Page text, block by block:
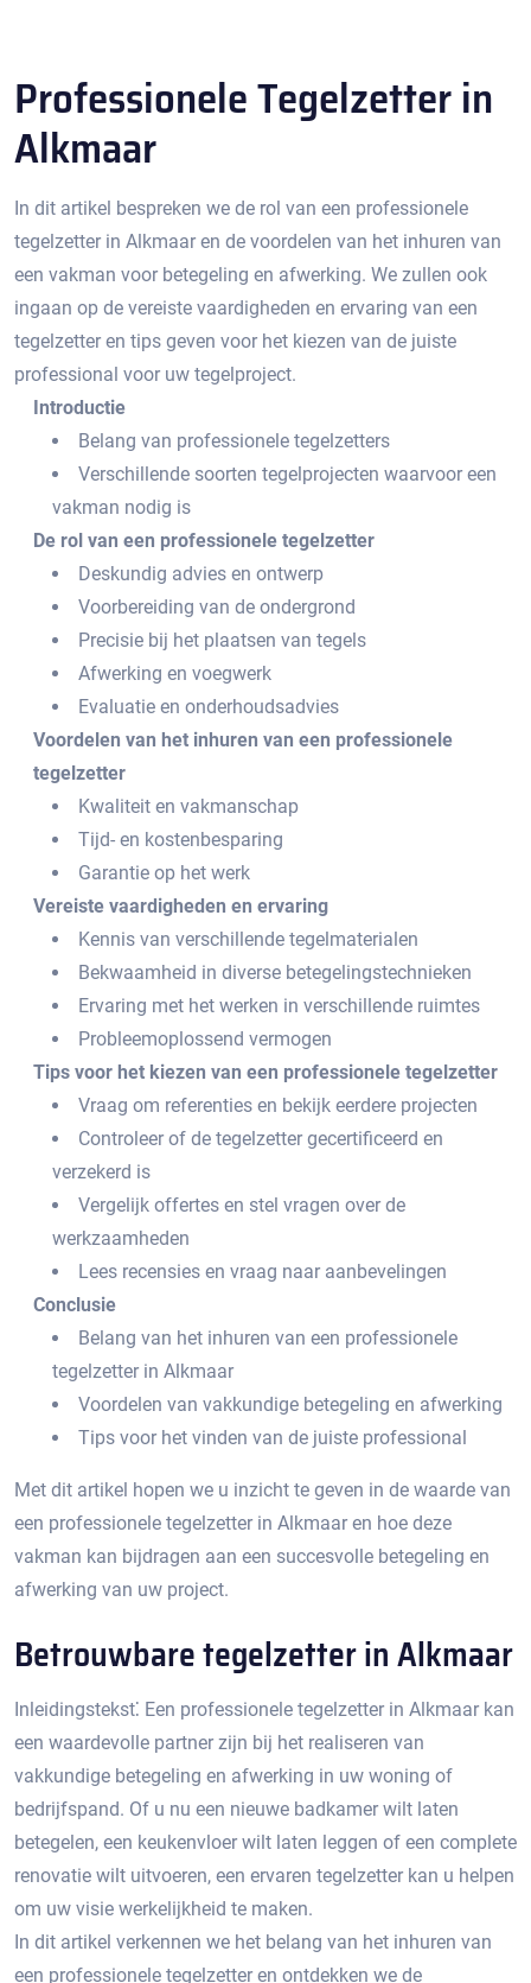
Professionele Tegelzetter in
Alkmaar
In dit artikel bespreken we de rol van een professionele
tegelzetter in Alkmaar en de voordelen van het inhuren van
een vakman voor betegeling en afwerking.​ We zullen ook
ingaan op de vereiste vaardigheden en ervaring van een
tegelzetter en tips geven voor het kiezen van de juiste
professional voor uw tegelproject.​
Introductie
Belang van professionele tegelzetters
Verschillende soorten tegelprojecten waarvoor een
vakman nodig is
De rol van een professionele tegelzetter
Deskundig advies en ontwerp
Voorbereiding van de ondergrond
Precisie bij het plaatsen van tegels
Afwerking en voegwerk
Evaluatie en onderhoudsadvies
Voordelen van het inhuren van een professionele
tegelzetter
Kwaliteit en vakmanschap
Tijd- en kostenbesparing
Garantie op het werk
Vereiste vaardigheden en ervaring
Kennis van verschillende tegelmaterialen
Bekwaamheid in diverse betegelingstechnieken
Ervaring met het werken in verschillende ruimtes
Probleemoplossend vermogen
Tips voor het kiezen van een professionele tegelzetter
Vraag om referenties en bekijk eerdere projecten
Controleer of de tegelzetter gecertificeerd en
verzekerd is
Vergelijk offertes en stel vragen over de
werkzaamheden
Lees recensies en vraag naar aanbevelingen
Conclusie
Belang van het inhuren van een professionele
tegelzetter in Alkmaar
Voordelen van vakkundige betegeling en afwerking
Tips voor het vinden van de juiste professional
Met dit artikel hopen we u inzicht te geven in de waarde van
een professionele tegelzetter in Alkmaar en hoe deze
vakman kan bijdragen aan een succesvolle betegeling en
afwerking van uw project.​
Betrouwbare tegelzetter in Alkmaar
Inleidingstekst⁚ Een professionele tegelzetter in Alkmaar kan
een waardevolle partner zijn bij het realiseren van
vakkundige betegeling en afwerking in uw woning of
bedrijfspand.​ Of u nu een nieuwe badkamer wilt laten
betegelen, een keukenvloer wilt laten leggen of een complete
renovatie wilt uitvoeren, een ervaren tegelzetter kan u helpen
om uw visie werkelijkheid te maken.​
In dit artikel verkennen we het belang van het inhuren van
een professionele tegelzetter en ontdekken we de